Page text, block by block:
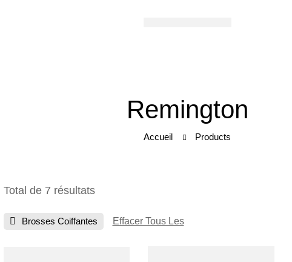
Remington
Accueil Products
Total de 7 résultats
Brosses Coiffantes Effacer Tous Les